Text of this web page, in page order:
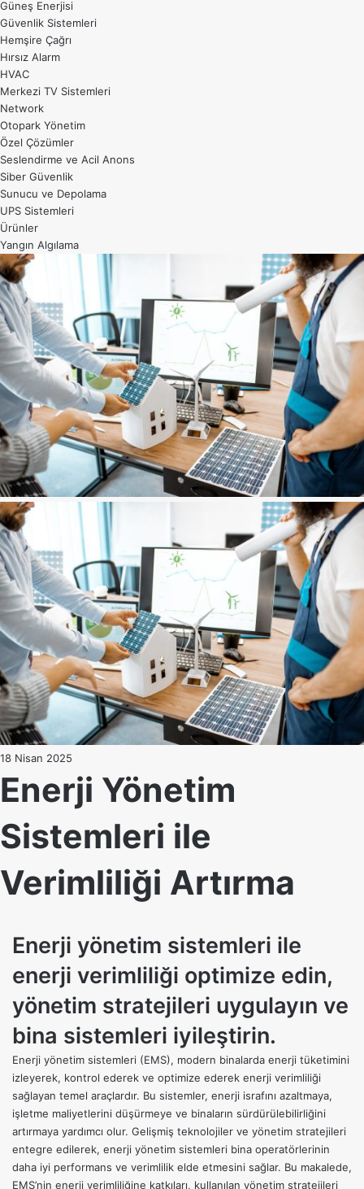
Güneş Enerjisi
Güvenlik Sistemleri
Hemşire Çağrı
Hırsız Alarm
HVAC
Merkezi TV Sistemleri
Network
Otopark Yönetim
Özel Çözümler
Seslendirme ve Acil Anons
Siber Güvenlik
Sunucu ve Depolama
UPS Sistemleri
Ürünler
Yangın Algılama
18 Nisan 2025
Enerji Yönetim
Sistemleri ile
Verimliliği Artırma
Enerji yönetim sistemleri ile
enerji verimliliği optimize edin,
yönetim stratejileri uygulayın ve
bina sistemleri iyileştirin.
Enerji yönetim sistemleri (EMS), modern binalarda enerji tüketimini
izleyerek, kontrol ederek ve optimize ederek enerji verimliliği
sağlayan temel araçlardır. Bu sistemler, enerji israfını azaltmaya,
işletme maliyetlerini düşürmeye ve binaların sürdürülebilirliğini
artırmaya yardımcı olur. Gelişmiş teknolojiler ve yönetim stratejileri
entegre edilerek, enerji yönetim sistemleri bina operatörlerinin
daha iyi performans ve verimlilik elde etmesini sağlar. Bu makalede,
EMS’nin enerji verimliliğine katkıları, kullanılan yönetim stratejileri